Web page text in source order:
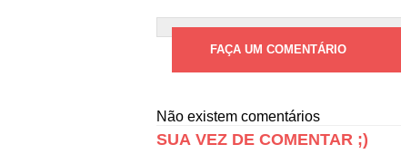
FAÇA UM COMENTÁRIO
Não existem comentários
SUA VEZ DE COMENTAR ;)